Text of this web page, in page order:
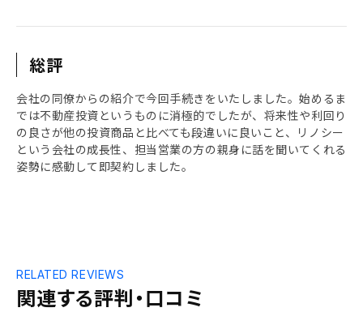
総評
会社の同僚からの紹介で今回手続きをいたしました。始めるま
では不動産投資というものに消極的でしたが、将来性や利回り
の良さが他の投資商品と比べても段違いに良いこと、リノシー
という会社の成長性、担当営業の方の親身に話を聞いてくれる
姿勢に感動して即契約しました。
関連する評判・口コミ
RELATED REVIEWS